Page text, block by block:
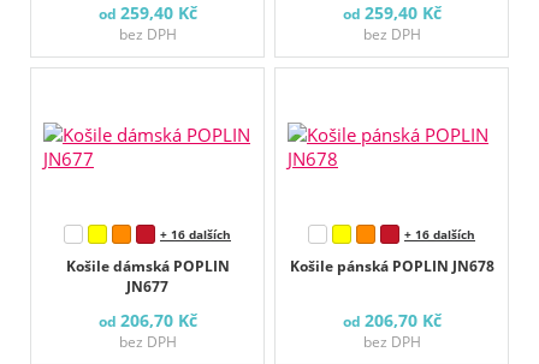
od 259,40 Kč
bez DPH
od 259,40 Kč
bez DPH
Košile dámská POPLIN
JN677
+ 16 dalších
od 206,70 Kč
bez DPH
Košile pánská POPLIN JN678
+ 16 dalších
od 206,70 Kč
bez DPH